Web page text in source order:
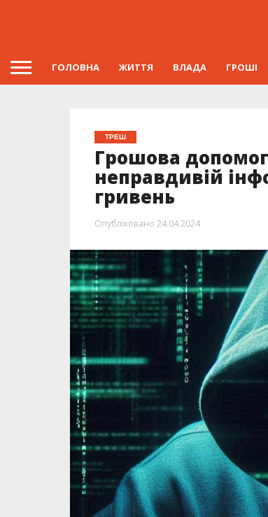
ГОЛОВНА ЖИТТЯ ВЛАДА ГРОШІ
ТРЕШ
Грошова
неправдивій
гривень
Опубліковано 24.04.2024